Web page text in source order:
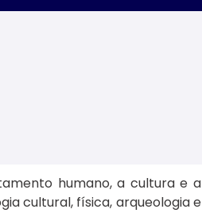
humano, a cultura e a
cultural, física, arqueologia e